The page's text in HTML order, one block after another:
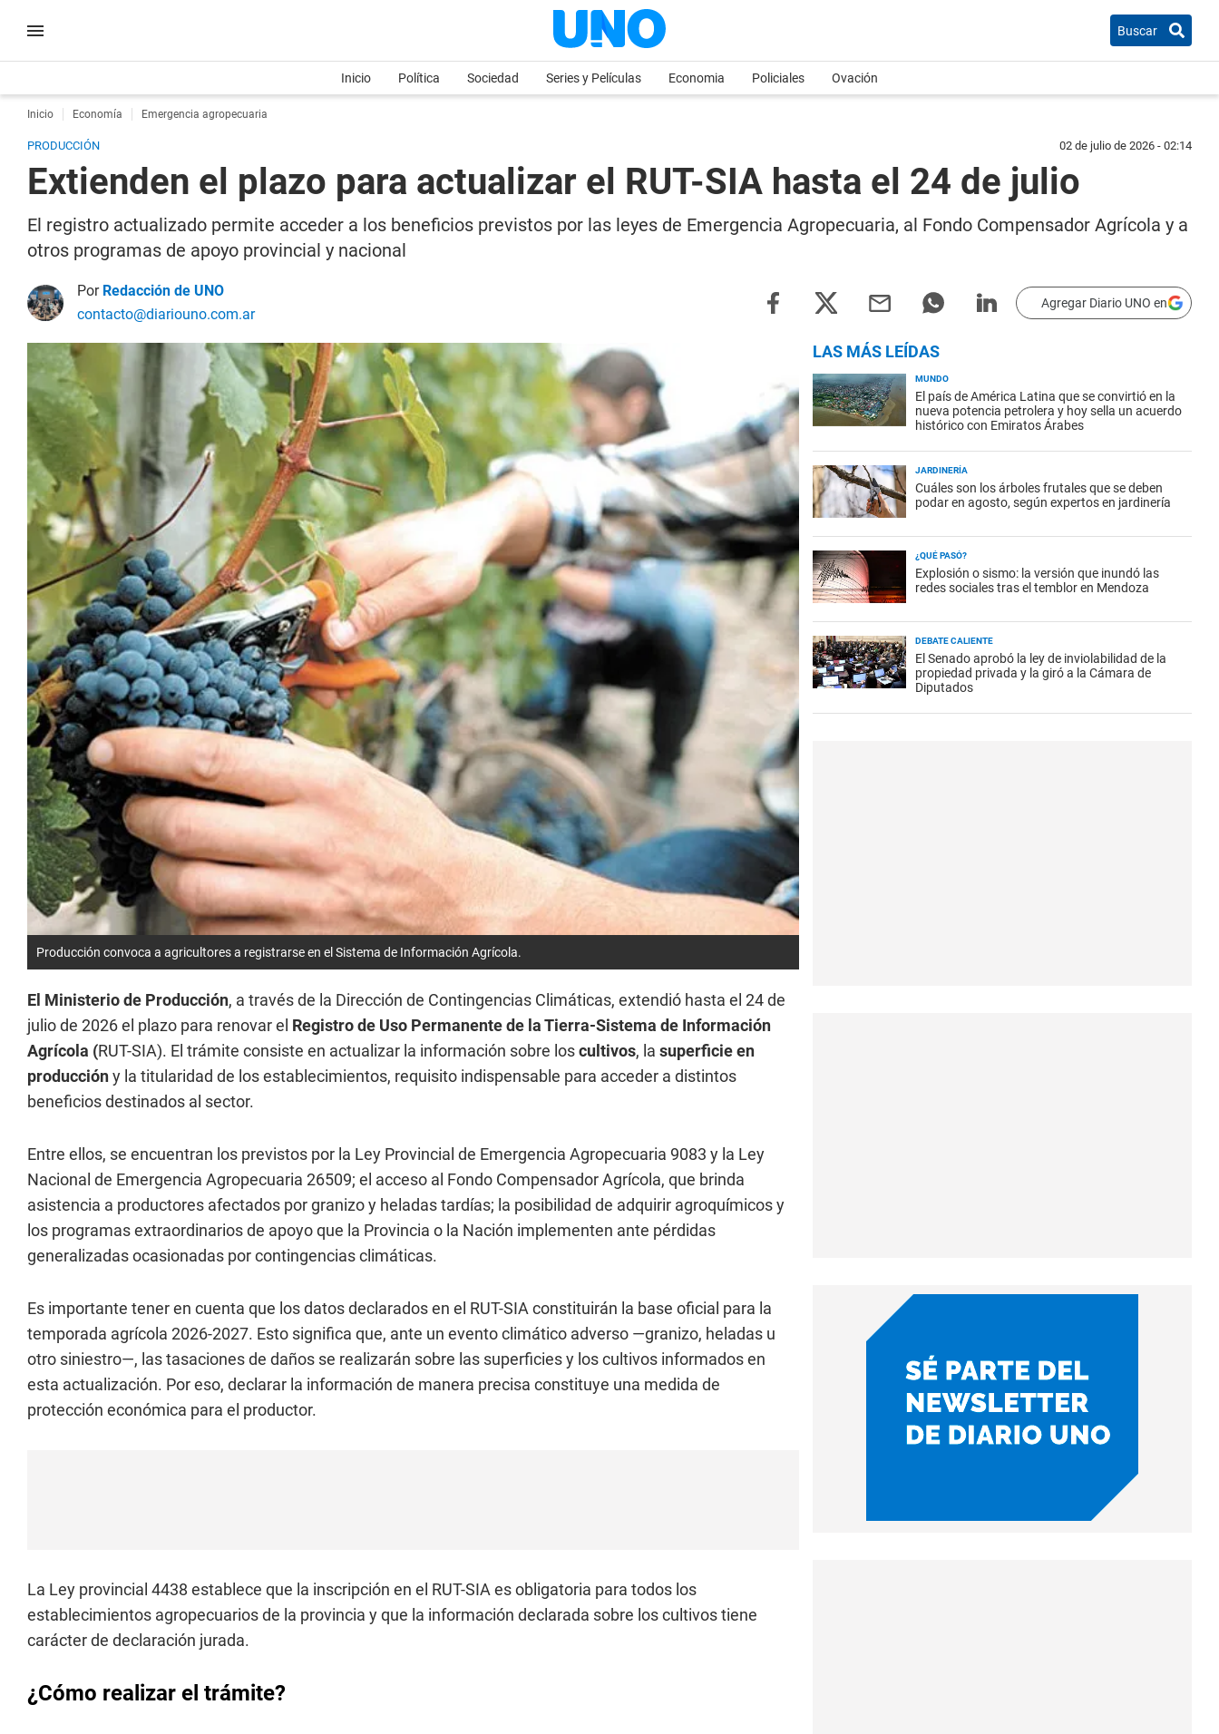
Buscar
Inicio Política Sociedad Series y Películas Economia Policiales Ovación
Inicio Economía Emergencia agropecuaria
PRODUCCIÓN 02 de julio de 2026 - 02:14
Extienden el plazo para actualizar el RUT-SIA hasta el 24 de julio
El registro actualizado permite acceder a los beneficios previstos por las leyes de Emergencia Agropecuaria, al Fondo Compensador Agrícola y a
otros programas de apoyo provincial y nacional
Por Redacción de UNO
contacto@diariouno.com.ar
Agregar Diario UNO en
Producción convoca a agricultores a registrarse en el Sistema de Información Agrícola.
El Ministerio de Producción, a través de la Dirección de Contingencias Climáticas, extendió hasta el 24 de
julio de 2026 el plazo para renovar el Registro de Uso Permanente de la Tierra-Sistema de Información
Agrícola (RUT-SIA). El trámite consiste en actualizar la información sobre loscultivos, la superficie en
produccióny la titularidad de los establecimientos, requisito indispensable para acceder a distintos
beneficios destinados al sector.
Entre ellos, se encuentran los previstos por la Ley Provincial de Emergencia Agropecuaria 9083 y la Ley
Nacional de Emergencia Agropecuaria 26509; el acceso al Fondo Compensador Agrícola, que brinda
asistencia a productores afectados por granizo y heladas tardías; la posibilidad de adquirir agroquímicos y
los programas extraordinarios de apoyo que la Provincia o la Nación implementen ante pérdidas
generalizadas ocasionadas por contingencias climáticas.
Es importante tener en cuenta que los datos declarados en el RUT-SIA constituirán la base oficial para la
temporada agrícola 2026-2027. Esto significa que, ante un evento climático adverso —granizo, heladas u
otro siniestro—, las tasaciones de daños se realizarán sobre las superficies y los cultivos informados en
esta actualización. Por eso, declarar la información de manera precisa constituye una medida de
protección económica para el productor.
La Ley provincial 4438 establece que la inscripción en el RUT-SIA es obligatoria para todos los
establecimientos agropecuarios de la provincia y que la información declarada sobre los cultivos tiene
carácter de declaración jurada.
¿Cómo realizar el trámite?
LAS MÁS LEÍDAS
MUNDO
El país de América Latina que se convirtió en la
nueva potencia petrolera y hoy sella un acuerdo
histórico con Emiratos Árabes
JARDINERÍA
Cuáles son los árboles frutales que se deben
podar en agosto, según expertos en jardinería
¿QUÉ PASÓ?
Explosión o sismo: la versión que inundó las
redes sociales tras el temblor en Mendoza
DEBATE CALIENTE
El Senado aprobó la ley de inviolabilidad de la
propiedad privada y la giró a la Cámara de
Diputados